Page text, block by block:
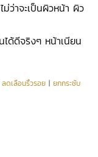
ว่าจะเป็นผิวหน้า ผิว
ได้ดีจริงๆ หน้าเนียน
ลดเลือนริ้วรอย |ยกกระชับ